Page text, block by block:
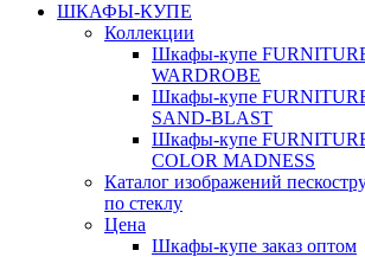
ШКАФЫ-КУПЕ
Коллекции
Шкафы-купе
WARDROBE
Шкафы-купе
SAND-BLAST
Шкафы-купе
COLOR MADNESS
Каталог изображений
по стеклу
Цена
Шкафы-купе заказ оптом